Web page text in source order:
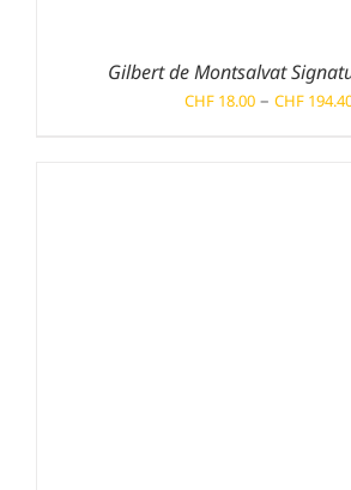
Gilbert de Montsalvat
CHF18.00 – CHF